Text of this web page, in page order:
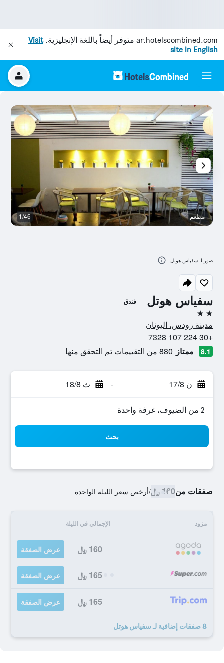
ar.hotelscombined.com متوفر أيضاً باللغة الإنجليزية.Visit
site in English
سفياس هوتل فندق
2 نجمتين
مدينة رودس، اليونان
+30 224 107 7328
8.1 ممتاز 880 من التقييمات تم التحقق منها
ن 17/8 - ث 18/8
2 من الضيوف، غرفة واحدة
بحث
صفقات من160 ﷼ /أرخص سعر الليلة الواحدة
مزود الإجمالي في الليلة
160 ﷼ عرض الصفقة
165 ﷼ عرض الصفقة
165 ﷼ عرض الصفقة
8 صفقات إضافية لـ سفياس هوتل
مطعم 1/46
صور لـ سفياس هوتل